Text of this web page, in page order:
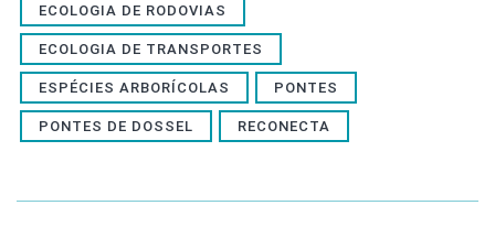
ECOLOGIA DE RODOVIAS
ECOLOGIA DE TRANSPORTES
ESPÉCIES ARBORÍCOLAS PONTES
PONTES DE DOSSEL RECONECTA